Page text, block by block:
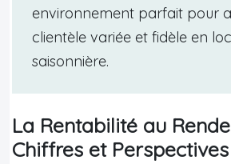
environnement parfait pour
clientèle variée et fidèle en
saisonnière.
La Rentabilité au
Chiffres et Perspectives